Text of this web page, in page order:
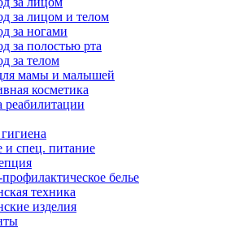
за лицом и телом
за ногами
за полостью рта
за телом
мамы и малышей
косметика
реабилитации
и спец. питание
белье
техника
изделия